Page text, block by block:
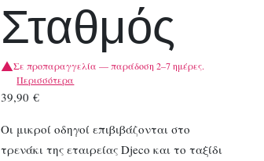
Σταθμός
Σε προπαραγγελία — παράδοση 2–7 ημέρες.
Περισσότερα
39,90€
Οι μικροί οδηγοί επιβιβάζονται στο
τρενάκι της εταιρείας Djeco και το ταξίδι